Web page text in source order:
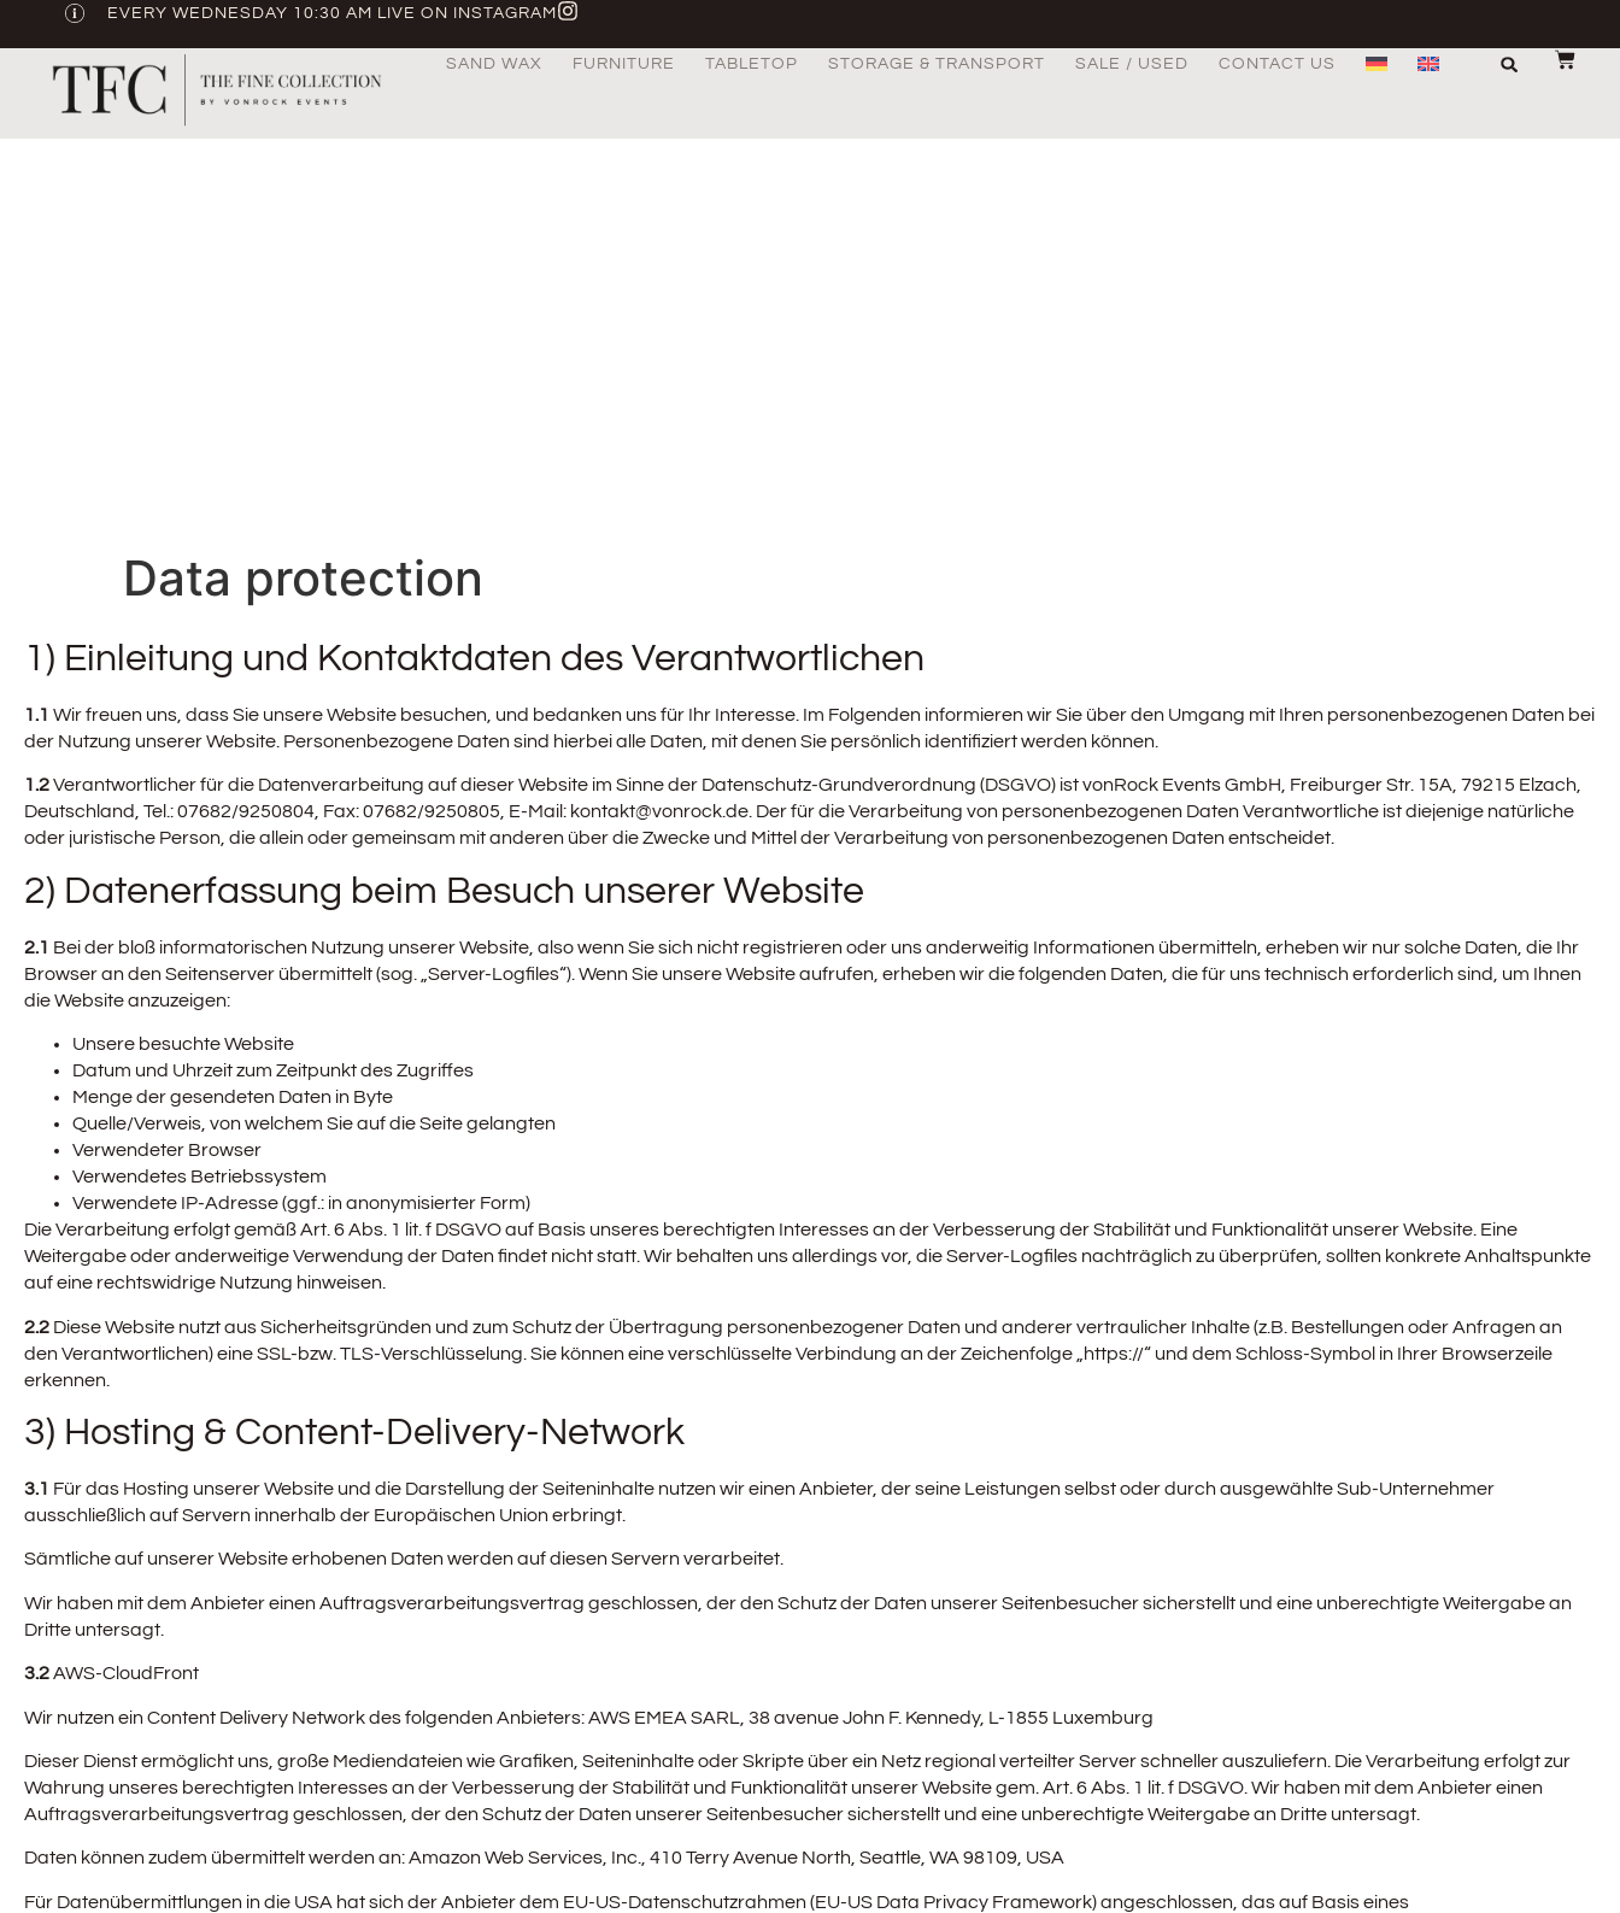
EVERY WEDNESDAY 10:30 AM LIVE ON INSTAGRAM
SAND WAX FURNITURE TABLETOP STORAGE & TRANSPORT SALE / USED CONTACT US
Data protection
1) Einleitung und Kontaktdaten des Verantwortlichen
1.1 Wir freuen uns, dass Sie unsere Website besuchen, und bedanken uns für Ihr Interesse. Im Folgenden informieren wir Sie über den Umgang mit Ihren personenbezogenen Daten bei
der Nutzung unserer Website. Personenbezogene Daten sind hierbei alle Daten, mit denen Sie persönlich identifiziert werden können.
1.2Verantwortlicher für die Datenverarbeitung auf dieser Website im Sinne der Datenschutz-Grundverordnung (DSGVO) ist vonRock Events GmbH, Freiburger Str. 15A, 79215 Elzach,
Deutschland, Tel.: 07682/9250804, Fax: 07682/9250805, E-Mail: kontakt@vonrock.de. Der für die Verarbeitung von personenbezogenen Daten Verantwortliche ist diejenige natürliche
oder juristische Person, die allein oder gemeinsam mit anderen über die Zwecke und Mittel der Verarbeitung von personenbezogenen Daten entscheidet.
2) Datenerfassung beim Besuch unserer Website
2.1 Bei der bloß informatorischen Nutzung unserer Website, also wenn Sie sich nicht registrieren oder uns anderweitig Informationen übermitteln, erheben wir nur solche Daten, die Ihr
Browser an den Seitenserver übermittelt (sog. „Server-Logfiles“). Wenn Sie unsere Website aufrufen, erheben wir die folgenden Daten, die für uns technisch erforderlich sind, um Ihnen
die Website anzuzeigen:
Unsere besuchte Website
Datum und Uhrzeit zum Zeitpunkt des Zugriffes
Menge der gesendeten Daten in Byte
Quelle/Verweis, von welchem Sie auf die Seite gelangten
Verwendeter Browser
Verwendetes Betriebssystem
Verwendete IP-Adresse (ggf.: in anonymisierter Form)
Die Verarbeitung erfolgt gemäß Art. 6 Abs. 1 lit. f DSGVO auf Basis unseres berechtigten Interesses an der Verbesserung der Stabilität und Funktionalität unserer Website. Eine
Weitergabe oder anderweitige Verwendung der Daten findet nicht statt. Wir behalten uns allerdings vor, die Server-Logfiles nachträglich zu überprüfen, sollten konkrete Anhaltspunkte
auf eine rechtswidrige Nutzung hinweisen.
2.2 Diese Website nutzt aus Sicherheitsgründen und zum Schutz der Übertragung personenbezogener Daten und anderer vertraulicher Inhalte (z.B. Bestellungen oder Anfragen an
den Verantwortlichen) eine SSL-bzw. TLS-Verschlüsselung. Sie können eine verschlüsselte Verbindung an der Zeichenfolge „https://“ und dem Schloss-Symbol in Ihrer Browserzeile
erkennen.
3) Hosting & Content-Delivery-Network
3.1 Für das Hosting unserer Website und die Darstellung der Seiteninhalte nutzen wir einen Anbieter, der seine Leistungen selbst oder durch ausgewählte Sub-Unternehmer
ausschließlich auf Servern innerhalb der Europäischen Union erbringt.
Sämtliche auf unserer Website erhobenen Daten werden auf diesen Servern verarbeitet.
Wir haben mit dem Anbieter einen Auftragsverarbeitungsvertrag geschlossen, der den Schutz der Daten unserer Seitenbesucher sicherstellt und eine unberechtigte Weitergabe an
Dritte untersagt.
3.2AWS-CloudFront
Wir nutzen ein Content Delivery Network des folgenden Anbieters: AWS EMEA SARL, 38 avenue John F. Kennedy, L-1855 Luxemburg
Dieser Dienst ermöglicht uns, große Mediendateien wie Grafiken, Seiteninhalte oder Skripte über ein Netz regional verteilter Server schneller auszuliefern. Die Verarbeitung erfolgt zur
Wahrung unseres berechtigten Interesses an der Verbesserung der Stabilität und Funktionalität unserer Website gem. Art. 6 Abs. 1 lit. f DSGVO. Wir haben mit dem Anbieter einen
Auftragsverarbeitungsvertrag geschlossen, der den Schutz der Daten unserer Seitenbesucher sicherstellt und eine unberechtigte Weitergabe an Dritte untersagt.
Daten können zudem übermittelt werden an: Amazon Web Services, Inc., 410 Terry Avenue North, Seattle, WA 98109, USA
Für Datenübermittlungen in die USA hat sich der Anbieter dem EU-US-Datenschutzrahmen (EU-US Data Privacy Framework) angeschlossen, das auf Basis eines